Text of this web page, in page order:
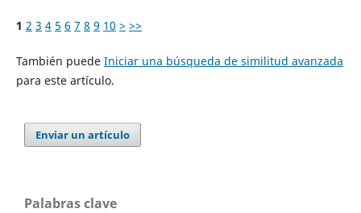
1 2 3 4 5 6 7 8 9 10 > >>
También puede Iniciar una búsqueda de similitud avanzada
para este artículo.
Enviar un artículo
Palabras clave